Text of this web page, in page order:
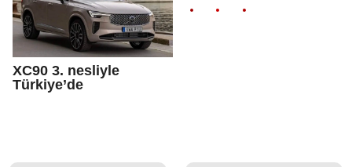
XC90 3. nesliyle
Türkiye’de